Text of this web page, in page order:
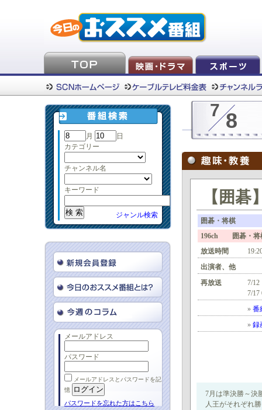
月
日
カテゴリー
チャンネル名
キーワード
ジャンル検索
メールアドレス
パスワード
メールアドレスとパスワードを記
憶
パスワードを忘れた方はこちら
7 8
【囲
囲碁・将棋
196ch 囲碁・将
放送時間
出演者、他
再放送
7/
7/
» 番
» 録
7月は準決勝～決
人王がそれぞれ